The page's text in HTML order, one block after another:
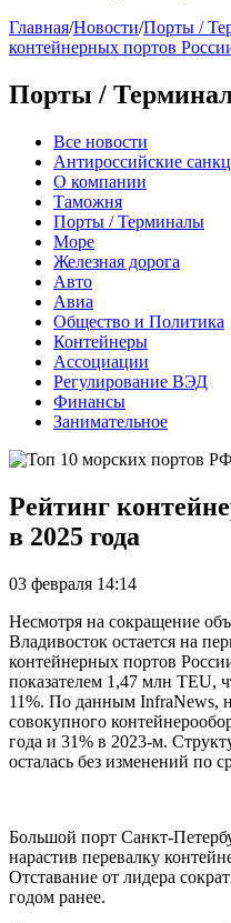
Главная/Новости/Порты /
контейнерных портов
Порты /
Все новости
Антироссийские
О компании
Таможня
Порты / Терминалы
Море
Железная дорога
Авто
Авиа
Общество и Политика
Контейнеры
Ассоциации
Регулирование ВЭД
Финансы
Занимательное
Рейтинг
в 2025 года
03 февраля 14:14
Несмотря на сокращение
Владивосток остается на
контейнерных портов
показателем 1,47 млн TEU,
11%. По данным InfraNews,
совокупного
года и 31% в 2023-м.
осталась без изменений по
Большой порт Санкт-
нарастив перевалку
Отставание от лидера
годом ранее.